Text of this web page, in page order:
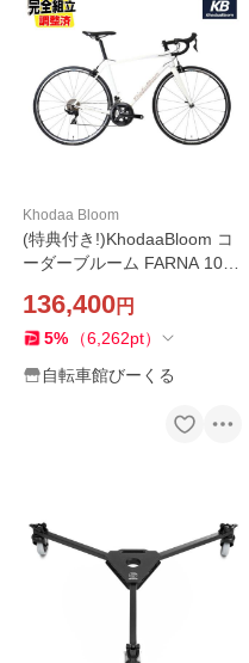
Khodaa Bloom
(特典付き!)KhodaaBloom コ
ーダーブルーム FARNA 105
ト 22Speed ロードバイク
136,400円
5% （6,262pt）
自転車館びーくる